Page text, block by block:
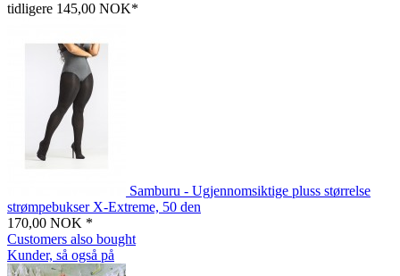
tidligere 145,00 NOK*
Samburu - Ugjennomsiktige pluss størrelse
strømpebukser X-Extreme, 50 den
170,00 NOK *
Customers also bought
Kunder, så også på